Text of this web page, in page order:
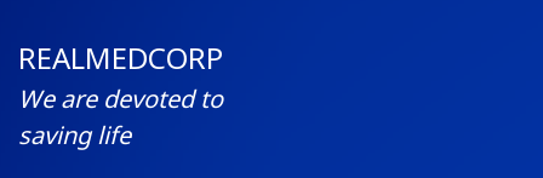
REALMEDCORP
We are devoted to
saving life